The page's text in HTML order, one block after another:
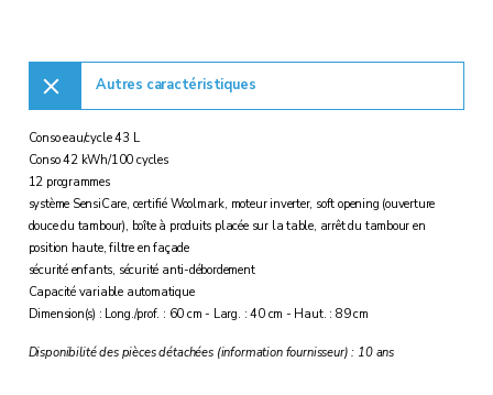
Autres caractéristiques
Conso eau/cycle 43 L
Conso 42 kWh/100 cycles
12 programmes
système SensiCare, certifié Woolmark, moteur inverter, soft opening (ouverture
douce du tambour), boîte à produits placée sur la table, arrêt du tambour en
position haute, filtre en façade
sécurité enfants, sécurité anti-débordement
Capacité variable automatique
Dimension(s) : Long./prof. : 60 cm - Larg. : 40 cm - Haut. : 89 cm
Disponibilité des pièces détachées (information fournisseur) : 10 ans